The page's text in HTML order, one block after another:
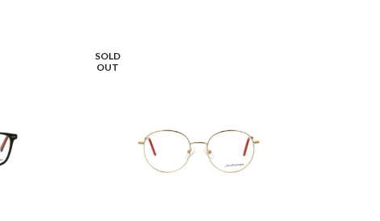
SOLD
OUT